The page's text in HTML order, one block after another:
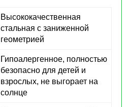
Высококачественная
стальная с заниженной
геометрией
Гипоалергенное, полностью
безопасно для детей и
взрослых, не выгорает на
солнце